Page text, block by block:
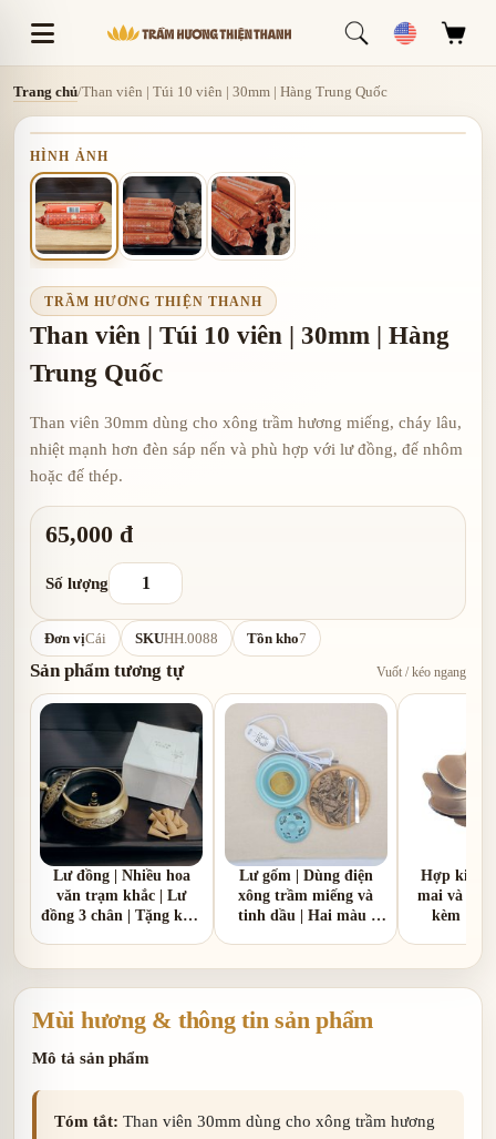
Trang chủ/Than viên | Túi 10 viên | 30mm | Hàng Trung Quốc
HÌNH ẢNH
TRẦM HƯƠNG THIỆN THANH
Than viên | Túi 10 viên | 30mm | Hàng
Trung Quốc
Than viên 30mm dùng cho xông trầm hương miếng, cháy lâu,
nhiệt mạnh hơn đèn sáp nến và phù hợp với lư đồng, đế nhôm
hoặc đế thép.
65,000 đ
Số lượng
Đơn vịCái SKUHH.0088 Tồn kho7
Sản phẩm tương tự Vuốt / kéo ngang
Lư đồng | Nhiều hoa
văn trạm khắc | Lư
đồng 3 chân | Tặng kèm
Lư gốm | Dùng điện
xông trầm miếng và
tinh dầu | Hai màu |
Hợp kim |
mai và hoa
kèm 1
Mùi hương & thông tin sản phẩm
Mô tả sản phẩm
Tóm tắt: Than viên 30mm dùng cho xông trầm hương